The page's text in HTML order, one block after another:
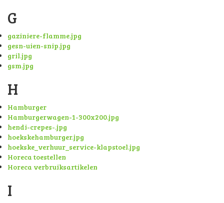
G
gaziniere-flamme.jpg
gesn-uien-snip.jpg
gril.jpg
gsm.jpg
H
Hamburger
Hamburgerwagen-1-300x200.jpg
hendi-crepes-.jpg
hoekskehamburger.jpg
hoekske_verhuur_service-klapstoel.jpg
Horeca toestellen
Horeca verbruiksartikelen
I